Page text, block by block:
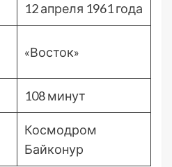
12 апреля 1961 года
«Восток»
108 минут
Космодром
Байконур